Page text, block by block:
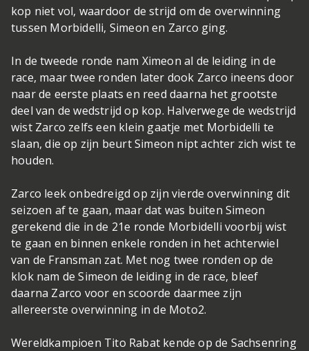
kop niet vol, waardoor de strijd om de overwinning
tussen Morbidelli, Simeon en Zarco ging.
In de tweede ronde nam Ximeon al de leiding in de
race, maar twee ronden later dook Zarco ineens door
naar de eerste plaats en reed daarna het grootste
deel van de wedstrijd op kop. Halverwege de wedstrijd
wist Zarco zelfs een klein gaatje met Morbidelli te
slaan, die op zijn beurt Simeon nipt achter zich wist te
houden.
Zarco leek onbedreigd op zijn vierde overwinning dit
seizoen af te gaan, maar dat was buiten Simeon
gerekend die in de 21e ronde Morbidelli voorbij wist
te gaan en binnen enkele ronden in het achterwiel
van de Fransman zat. Met nog twee ronden op de
klok nam de Simeon de leiding in de race, bleef
daarna Zarco voor en scoorde daarmee zijn
allereerste overwinning in de Moto2.
Wereldkampioen Tito Rabat kende op de Sachsenring